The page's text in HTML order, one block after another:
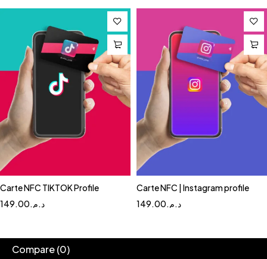
Carte NFC TIKTOK Profile
د.م.149.00
Carte NFC | Instagram profile
د.م.149.00
Compare(0)